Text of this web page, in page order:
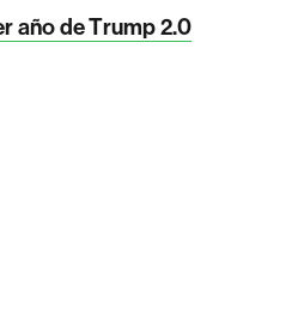
año de Trump 2.0